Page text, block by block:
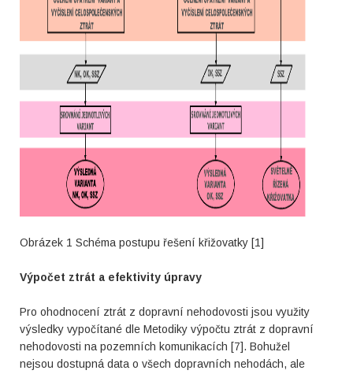
Obrázek 1 Schéma postupu řešení křižovatky [1]
Výpočet ztrát a efektivity úpravy
Pro ohodnocení ztrát z dopravní nehodovosti jsou využity
výsledky vypočítané dle Metodiky výpočtu ztrát z dopravní
nehodovosti na pozemních komunikacích [7]. Bohužel
nejsou dostupná data o všech dopravních nehodách, ale